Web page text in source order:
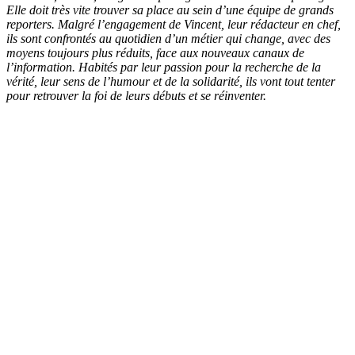
Elle doit très vite trouver sa place au sein d’une équipe de grands
reporters. Malgré l’engagement de Vincent, leur rédacteur en chef,
ils sont confrontés au quotidien d’un métier qui change, avec des
moyens toujours plus réduits, face aux nouveaux canaux de
l’information. Habités par leur passion pour la recherche de la
vérité, leur sens de l’humour et de la solidarité, ils vont tout tenter
pour retrouver la foi de leurs débuts et se réinventer.